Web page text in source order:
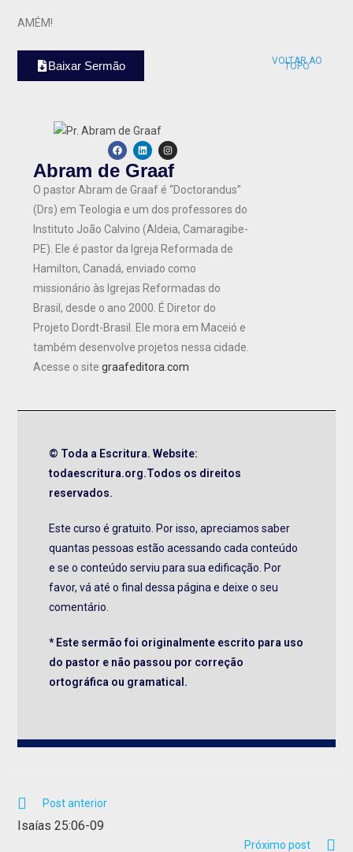
AMÉM!
Baixar Sermão VOLTAR AO
TOPO
Abram de Graaf
O pastor Abram de Graaf é “Doctorandus”
(Drs) em Teologia e um dos professores do
Instituto João Calvino (Aldeia, Camaragibe-
PE). Ele é pastor da Igreja Reformada de
Hamilton, Canadá, enviado como
missionário às Igrejas Reformadas do
Brasil, desde o ano 2000. É Diretor do
Projeto Dordt-Brasil. Ele mora em Maceió e
também desenvolve projetos nessa cidade.
Acesse o sitegraafeditora.com
© Toda a Escritura. Website:
todaescritura.org.Todos os direitos
reservados.
Este curso é gratuito. Por isso, apreciamos saber
quantas pessoas estão acessando cada conteúdo
e se o conteúdo serviu para sua edificação. Por
favor, vá até o final dessa página e deixe o seu
comentário.
* Este sermão foi originalmente escrito para uso
do pastor e não passou por correção
ortográfica ou gramatical.
Post anterior
Isaías 25:06-09
Próximo post